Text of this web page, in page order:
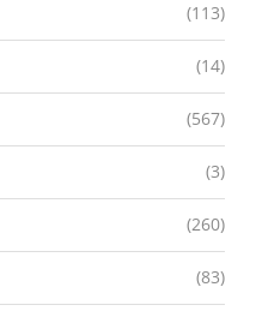
(113)
(14)
(567)
(3)
(260)
(83)